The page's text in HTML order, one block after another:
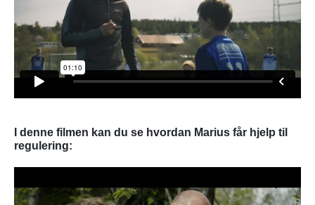
I denne filmen kan du se hvordan Marius får hjelp til
regulering: